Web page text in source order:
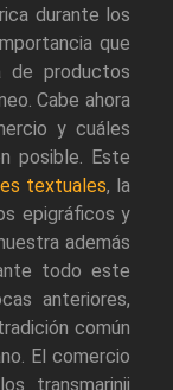
durante los
que
de productos
Cabe ahora
y cuáles
posible. Este
textuales, la
epigráficos y
además
todo este
anteriores,
común
El comercio
transmarinii